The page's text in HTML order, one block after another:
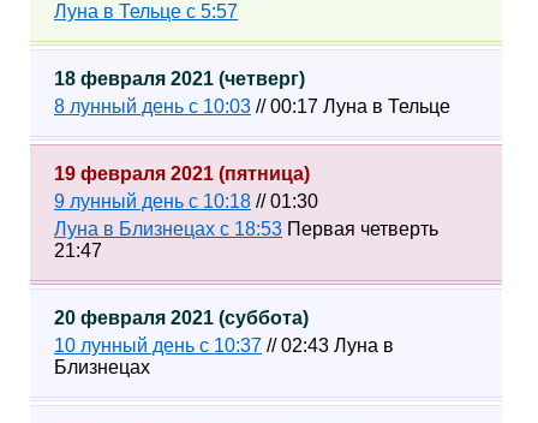
Луна в Тельце с 5:57
18 февраля 2021 (четверг)
8 лунный день с 10:03 // 00:17 Луна в Тельце
19 февраля 2021 (пятница)
9 лунный день с 10:18 // 01:30
Луна в Близнецах с 18:53 Первая четверть
21:47
20 февраля 2021 (суббота)
10 лунный день с 10:37 // 02:43 Луна в
Близнецах